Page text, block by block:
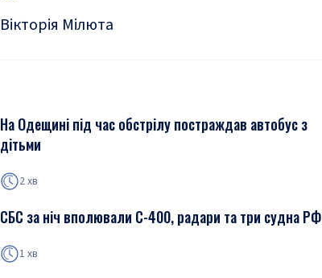
Вікторія Мілюта
На Одещині під час обстрілу постраждав автобус з
дітьми
2 хв
СБС за ніч вполювали С-400, радари та три судна РФ
1 хв